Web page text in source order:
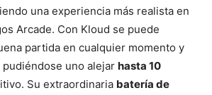
una experiencia más realista en
Arcade. Con Kloud se puede
partida en cualquier momento y
pudiéndose uno alejar hasta 10
Su extraordinaria batería de